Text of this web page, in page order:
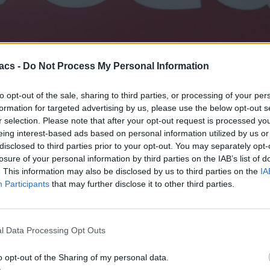
- Do Not Process My Personal Information
opt-out of the sale, sharing to third parties, or processing of your
for targeted advertising by us, please use the below opt-out
selection. Please note that after your opt-out request is processed
interest-based ads based on personal information utilized by us
to third parties prior to your opt-out. You may separately
of your personal information by third parties on the IAB’s list of
This information may also be disclosed by us to third parties on the
Participants that may further disclose it to other third parties.
Data Processing Opt Outs
opt-out of the Sharing of my personal data.
ανακοίνωση η εταιρεία ενημερώνει για σειρά τιμολογιακών
και μόλις μια τέτοια ευκαιρία έγινε διαθέσιμη για όλους
site της Vodafone:
και Επαγγελματίες από 01/07/26 (οι μεταβολές θα
από 56,58€ σε 62,48€, Vodafone Family RED Start (2o, 3ο &
από 19,23€ σε 20,19€, Vodafone Family RED Max (1ο μέλος)
RED 5GB από 56,58€ σε 59,55€, Vodafone RED 10GB
και Vodafone RED Unlimited New από 97,14€ σε 103,05€, και
για όλους
και Επαγγελματίες από 01/07/26 (οι μεταβολές θα
σε 33,55€, Καρτοπρόγραμμα Student από 26,19€ σε 28,09€,